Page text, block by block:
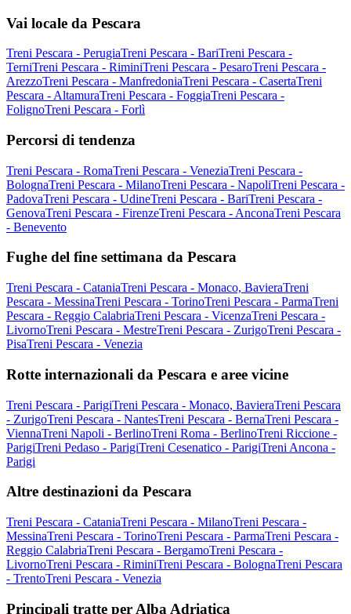
Vai locale da Pescara
Treni Pescara - PerugiaTreni Pescara - BariTreni Pescara -
TerniTreni Pescara - RiminiTreni Pescara - PesaroTreni Pescara -
ArezzoTreni Pescara - ManfredoniaTreni Pescara - CasertaTreni
Pescara - AltamuraTreni Pescara - FoggiaTreni Pescara -
FolignoTreni Pescara - Forlì
Percorsi di tendenza
Treni Pescara - RomaTreni Pescara - VeneziaTreni Pescara -
BolognaTreni Pescara - MilanoTreni Pescara - NapoliTreni Pescara -
PadovaTreni Pescara - UdineTreni Pescara - BariTreni Pescara -
GenovaTreni Pescara - FirenzeTreni Pescara - AnconaTreni Pescara
- Benevento
Fughe del fine settimana da Pescara
Treni Pescara - CataniaTreni Pescara - Monaco, BavieraTreni
Pescara - MessinaTreni Pescara - TorinoTreni Pescara - ParmaTreni
Pescara - Reggio CalabriaTreni Pescara - VicenzaTreni Pescara -
LivornoTreni Pescara - MestreTreni Pescara - ZurigoTreni Pescara -
PisaTreni Pescara - Venezia
Rotte internazionali da Pescara e aree vicine
Treni Pescara - ParigiTreni Pescara - Monaco, BavieraTreni Pescara
- ZurigoTreni Pescara - NantesTreni Pescara - BernaTreni Pescara -
ViennaTreni Napoli - BerlinoTreni Roma - BerlinoTreni Riccione -
ParigiTreni Pedaso - ParigiTreni Cesenatico - ParigiTreni Ancona -
Parigi
Altre destinazioni da Pescara
Treni Pescara - CataniaTreni Pescara - MilanoTreni Pescara -
MessinaTreni Pescara - TorinoTreni Pescara - ParmaTreni Pescara -
Reggio CalabriaTreni Pescara - BergamoTreni Pescara -
LivornoTreni Pescara - RiminiTreni Pescara - BolognaTreni Pescara
- TrentoTreni Pescara - Venezia
Principali tratte per Alba Adriatica